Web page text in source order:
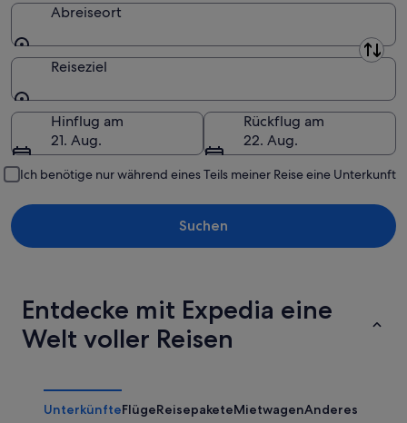
Abreiseort
Abreiseort
Reiseziel
Reiseziel
Hinflug am
21. Aug.
Rückflug am
22. Aug.
Ich benötige nur während eines Teils meiner Reise eine Unterkunft
Suchen
Entdecke mit Expedia eine
Welt voller Reisen
UnterkünfteFlügeReisepaketeMietwagenAnderes